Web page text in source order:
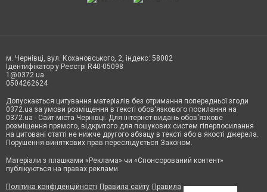
м. Чернівці, вул. Кохановського, 2, індекс: 58002
Ідентифікатор у Реєстрі R40-05098
1@0372.ua
0504262624
Допускається цитування матеріалів без отримання попередньої згоди
0372.ua за умови розміщення в тексті обов'язкового посилання на
0372.ua - Сайт міста Чернівці. Для інтернет-видань обов'язкове
розміщення прямого, відкритого для пошукових систем гіперпосилання
на цитовані статті не нижче другого абзацу в тексті або в якості джерела.
Порушення виняткових прав переслідується Законом.
Матеріали з плашками «Реклама» чи «Спонсорований контент»
публікуються на правах реклами.
Політика конфіденційності Правила сайту Правила